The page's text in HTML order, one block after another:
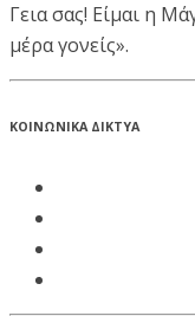
Γεια σας! Είμαι η
μέρα γονείς».
ΚΟΙΝΩΝΙΚΑ ΔΙΚΤΥΑ